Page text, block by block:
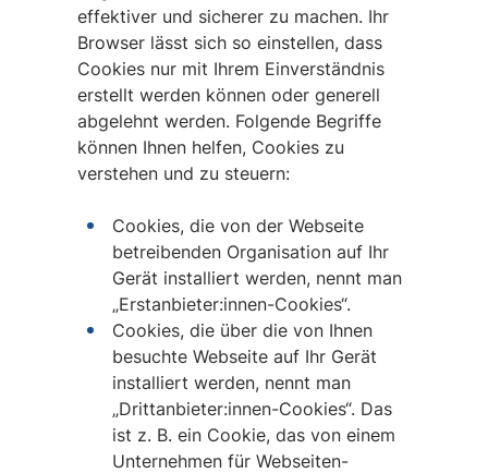
effektiver und sicherer zu machen. Ihr
Browser lässt sich so einstellen, dass
Cookies nur mit Ihrem Einverständnis
erstellt werden können oder generell
abgelehnt werden. Folgende Begriffe
können Ihnen helfen, Cookies zu
verstehen und zu steuern:
Cookies, die von der Webseite
betreibenden Organisation auf Ihr
Gerät installiert werden, nennt man
„Erstanbieter:innen-Cookies“.
Cookies, die über die von Ihnen
besuchte Webseite auf Ihr Gerät
installiert werden, nennt man
„Drittanbieter:innen-Cookies“. Das
ist z. B. ein Cookie, das von einem
Unternehmen für Webseiten-